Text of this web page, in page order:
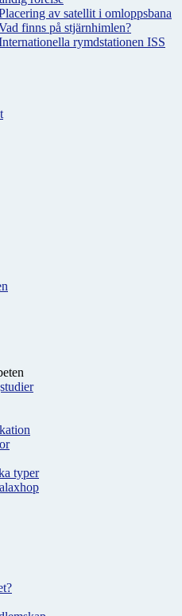
av satellit i omloppsbana
finns på stjärnhimlen?
rymdstationen ISS
typer